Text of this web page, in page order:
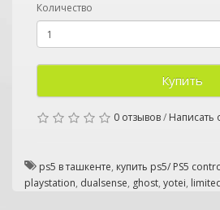
Количество
Купить
0 отзывов/ Написать
ps5 в ташкенте, купить ps5/ PS5
playstation, dualsense, ghost, yotei,